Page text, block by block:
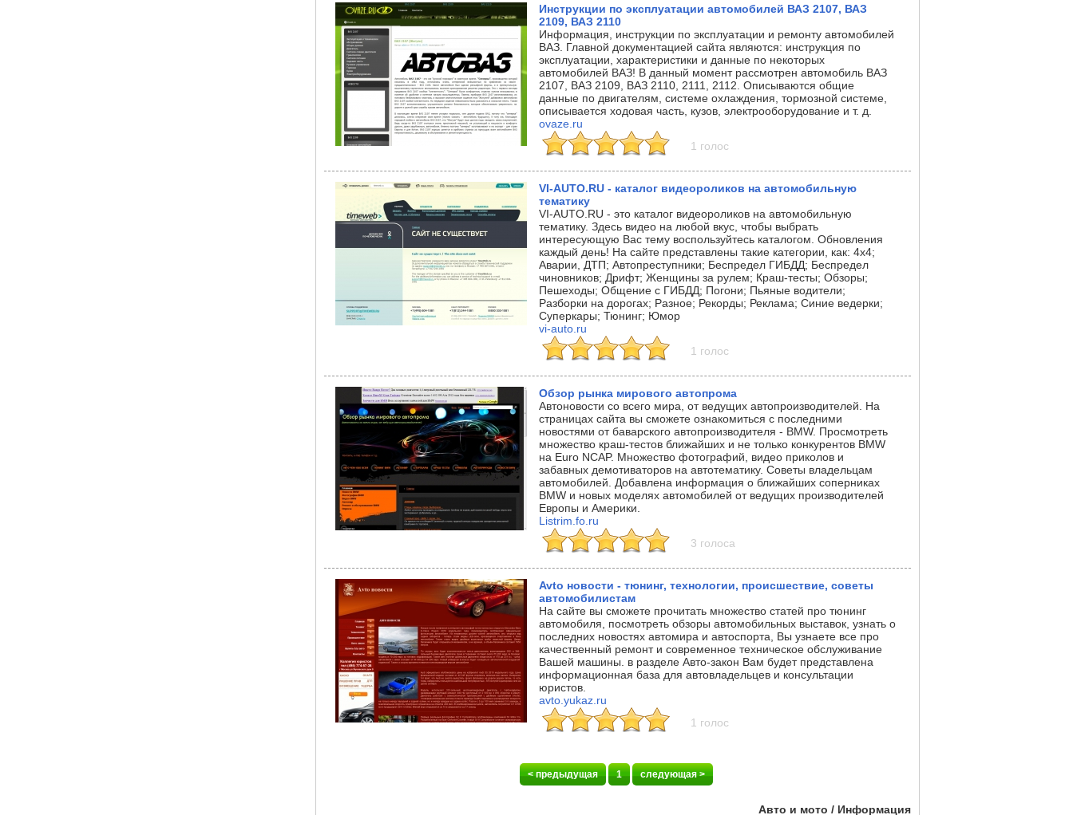
Инструкции по эксплуатации автомобилей ВАЗ 2107, ВАЗ
2109, ВАЗ 2110
Информация, инструкции по эксплуатации и ремонту автомобилей
ВАЗ. Главной документацией сайта являются: инструкция по
эксплуатации, характеристики и данные по некоторых
автомобилей ВАЗ! В данный момент рассмотрен автомобиль ВАЗ
2107, ВАЗ 2109, ВАЗ 2110, 2111, 2112. Описываются общие
данные по двигателям, системе охлаждения, тормозной системе,
описывается ходовая часть, кузов, электрооборудование и т. д.
ovaze.ru
1 голос
VI-AUTO.RU - каталог видеороликов на автомобильную
тематику
VI-AUTO.RU - это каталог видеороликов на автомобильную
тематику. Здесь видео на любой вкус, чтобы выбрать
интересующую Вас тему воспользуйтесь каталогом. Обновления
каждый день! На сайте представлены такие категории, как: 4x4;
Аварии, ДТП; Автопреступники; Беспредел ГИБДД; Беспредел
чиновников; Дрифт; Женщины за рулем; Краш-тесты; Обзоры;
Пешеходы; Общение с ГИБДД; Погони; Пьяные водители;
Разборки на дорогах; Разное; Рекорды; Реклама; Синие ведерки;
Суперкары; Тюнинг; Юмор
vi-auto.ru
1 голос
Обзор рынка мирового автопрома
Автоновости со всего мира, от ведущих автопроизводителей. На
страницах сайта вы сможете ознакомиться с последними
новостями от баварского автопроизводителя - BMW. Просмотреть
множество краш-тестов ближайших и не только конкурентов BMW
на Euro NCAP. Множество фотографий, видео приколов и
забавных демотиваторов на автотематику. Советы владельцам
автомобилей. Добавлена информация о ближайших соперниках
BMW и новых моделях автомобилей от ведущих производителей
Европы и Америки.
Listrim.fo.ru
3 голоса
Avto новости - тюнинг, технологии, происшествие, советы
автомобилистам
На сайте вы сможете прочитать множество статей про тюнинг
автомобиля, посмотреть обзоры автомобильных выставок, узнать о
последних новостях автомира и автоспорта, Вы узнаете все про
качественный ремонт и современное техническое обслуживание
Вашей машины. в разделе Авто-закон Вам будет представлена
информационная база для автовладельцев и консультации
юристов.
avto.yukaz.ru
1 голос
< предыдущая 1 следующая >
Авто и мото / Информация